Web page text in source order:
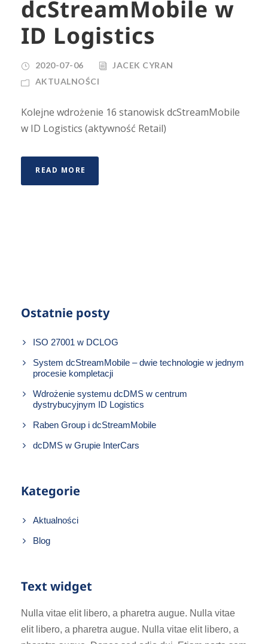
dcStreamMobile w
ID Logistics
2020-07-06
JACEK CYRAN
AKTUALNOŚCI
Kolejne wdrożenie 16 stanowisk dcStreamMobile
w ID Logistics (aktywność Retail)
READ MORE
Ostatnie posty
ISO 27001 w DCLOG
System dcStreamMobile – dwie technologie w jednym
procesie kompletacji
Wdrożenie systemu dcDMS w centrum
dystrybucyjnym ID Logistics
Raben Group i dcStreamMobile
dcDMS w Grupie InterCars
Kategorie
Aktualności
Blog
Text widget
Nulla vitae elit libero, a pharetra augue. Nulla vitae
elit libero, a pharetra augue. Nulla vitae elit libero, a